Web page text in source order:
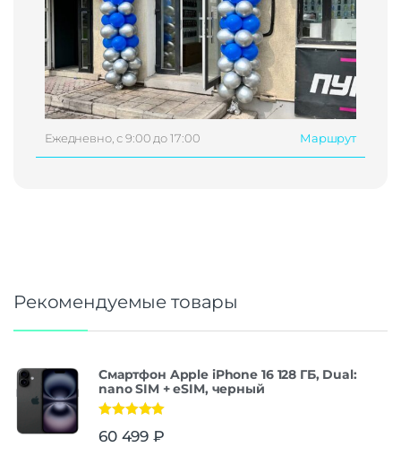
Ежедневно, с 9:00 до 17:00 Маршрут
Рекомендуемые товары
Смартфон Apple iPhone 16 128 ГБ, Dual:
nano SIM + eSIM, черный
из 5
60 499 ₽